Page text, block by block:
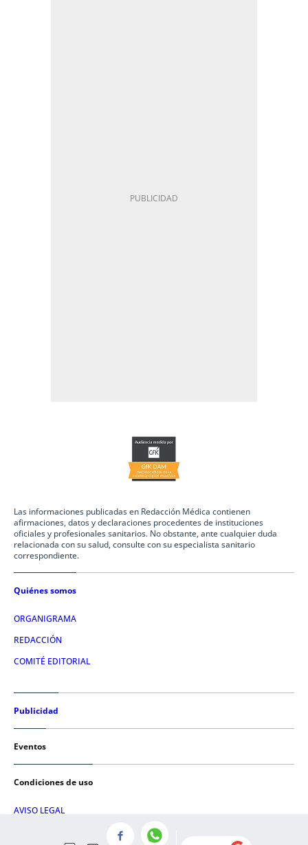
Las informaciones publicadas en Redacción Médica contienen
afirmaciones, datos y declaraciones procedentes de instituciones
oficiales y profesionales sanitarios. No obstante, ante cualquier duda
relacionada con su salud, consulte con su especialista sanitario
correspondiente.
Quiénes somos
ORGANIGRAMA
REDACCIÓN
COMITÉ EDITORIAL
Publicidad
Eventos
Condiciones de uso
AVISO LEGAL